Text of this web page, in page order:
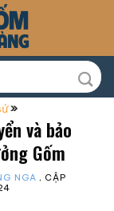
»
và bảo
Gốm
NGA , CẬP